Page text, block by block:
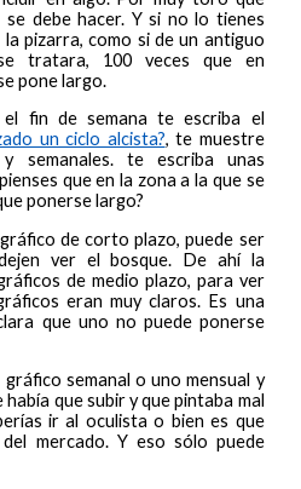
se debe hacer. Y si no lo tienes
pizarra, como si de un antiguo
tratara, 100 veces que en
pone largo.
fin de semana te escriba el
un ciclo alcista?, te muestre
semanales. te escriba unas
que en la zona a la que se
ponerse largo?
de corto plazo, puede ser
ver el bosque. De ahí la
de medio plazo, para ver
eran muy claros. Es una
que uno no puede ponerse
semanal o uno mensual y
que subir y que pintaba mal
ir al oculista o bien es que
mercado. Y eso sólo puede